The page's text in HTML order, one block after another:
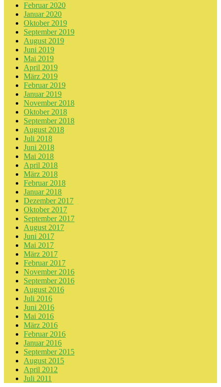
Februar 2020
Januar 2020
Oktober 2019
September 2019
August 2019
Juni 2019
Mai 2019
April 2019
März 2019
Februar 2019
Januar 2019
November 2018
Oktober 2018
September 2018
August 2018
Juli 2018
Juni 2018
Mai 2018
April 2018
März 2018
Februar 2018
Januar 2018
Dezember 2017
Oktober 2017
September 2017
August 2017
Juni 2017
Mai 2017
März 2017
Februar 2017
November 2016
September 2016
August 2016
Juli 2016
Juni 2016
Mai 2016
März 2016
Februar 2016
Januar 2016
September 2015
August 2015
April 2012
Juli 2011